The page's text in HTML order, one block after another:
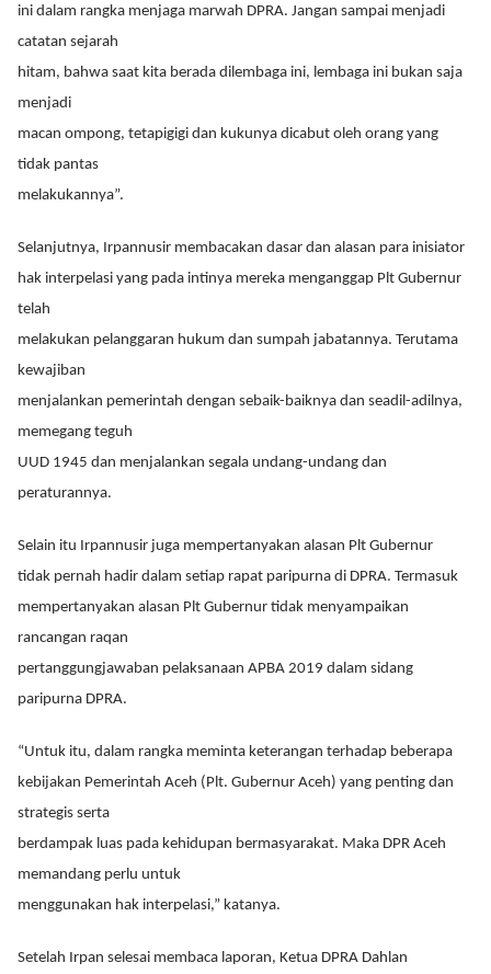
ini dalam rangka menjaga marwah DPRA. Jangan sampai menjadi
catatan sejarah
hitam, bahwa saat kita berada dilembaga ini, lembaga ini bukan saja
menjadi
macan ompong, tetapigigi dan kukunya dicabut oleh orang yang
tidak pantas
melakukannya”.
Selanjutnya, Irpannusir membacakan dasar dan alasan para inisiator
hak interpelasi yang pada intinya mereka menganggap Plt Gubernur
telah
melakukan pelanggaran hukum dan sumpah jabatannya. Terutama
kewajiban
menjalankan pemerintah dengan sebaik-baiknya dan seadil-adilnya,
memegang teguh
UUD 1945 dan menjalankan segala undang-undang dan
peraturannya.
Selain itu Irpannusir juga mempertanyakan alasan Plt Gubernur
tidak pernah hadir dalam setiap rapat paripurna di DPRA. Termasuk
mempertanyakan alasan Plt Gubernur tidak menyampaikan
rancangan raqan
pertanggungjawaban pelaksanaan APBA 2019 dalam sidang
paripurna DPRA.
“Untuk itu, dalam rangka meminta keterangan terhadap beberapa
kebijakan Pemerintah Aceh (Plt. Gubernur Aceh) yang penting dan
strategis serta
berdampak luas pada kehidupan bermasyarakat. Maka DPR Aceh
memandang perlu untuk
menggunakan hak interpelasi,” katanya.
Setelah Irpan selesai membaca laporan, Ketua DPRA Dahlan